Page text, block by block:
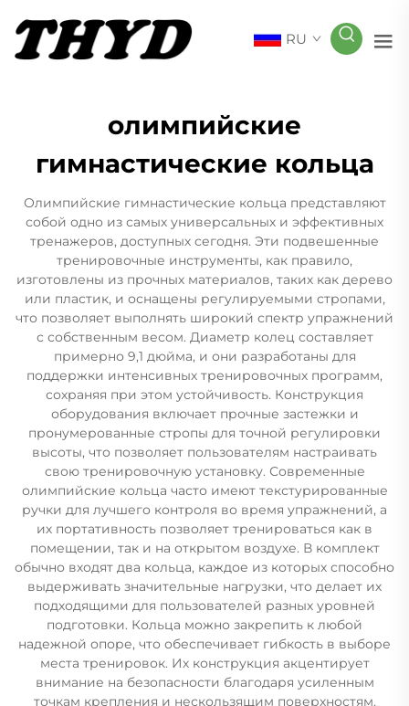
RU
олимпийские
гимнастические кольца
Олимпийские гимнастические кольца представляют
собой одно из самых универсальных и эффективных
тренажеров, доступных сегодня. Эти подвешенные
тренировочные инструменты, как правило,
изготовлены из прочных материалов, таких как дерево
или пластик, и оснащены регулируемыми стропами,
что позволяет выполнять широкий спектр упражнений
с собственным весом. Диаметр колец составляет
примерно 9,1 дюйма, и они разработаны для
поддержки интенсивных тренировочных программ,
сохраняя при этом устойчивость. Конструкция
оборудования включает прочные застежки и
пронумерованные стропы для точной регулировки
высоты, что позволяет пользователям настраивать
свою тренировочную установку. Современные
олимпийские кольца часто имеют текстурированные
ручки для лучшего контроля во время упражнений, а
их портативность позволяет тренироваться как в
помещении, так и на открытом воздухе. В комплект
обычно входят два кольца, каждое из которых способно
выдерживать значительные нагрузки, что делает их
подходящими для пользователей разных уровней
подготовки. Кольца можно закрепить к любой
надежной опоре, что обеспечивает гибкость в выборе
места тренировок. Их конструкция акцентирует
внимание на безопасности благодаря усиленным
точкам крепления и нескользящим поверхностям,